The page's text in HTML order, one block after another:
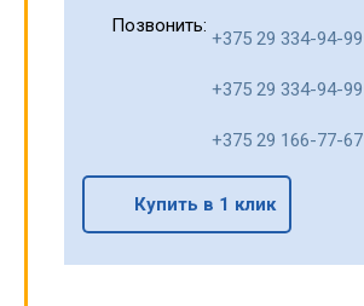
Позвонить:
+375 29 334-94-99
+375 29 334-94-99
+375 29 166-77-67
Купить в 1 клик